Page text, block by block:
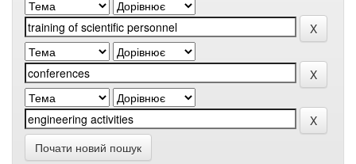
Почати новий пошук